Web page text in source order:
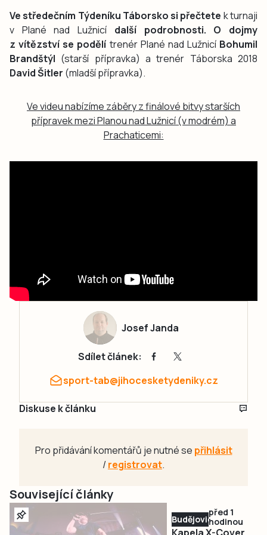
Ve středečním Týdeníku Táborsko si přečtete k turnaji
v Plané nad Lužnicí další podrobnosti. O dojmy
z vítězství se podělí trenér Plané nad Lužnicí Bohumil
Brandštýl (starší přípravka) a trenér Táborska 2018
David Šitler (mladší přípravka).
Ve videu nabízíme záběry z finálové bitvy starších
přípravek mezi Planou nad Lužnicí (v modrém) a
Prachaticemi:
Josef Janda
Sdílet článek:
sport-tab@jihocesketydeniky.cz
Diskuse k článku
Pro přidávání komentářů je nutné se přihlásit
/registrovat.
Související články
Budějovicko
před 1
hodinou